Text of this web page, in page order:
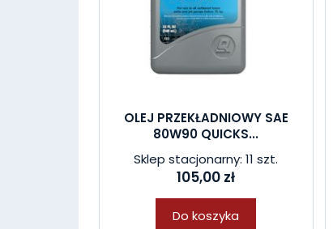
OLEJ PRZEKŁADNIOWY SAE
80W90 QUICKS...
Sklep stacjonarny: 11 szt.
105,00 zł
Do koszyka